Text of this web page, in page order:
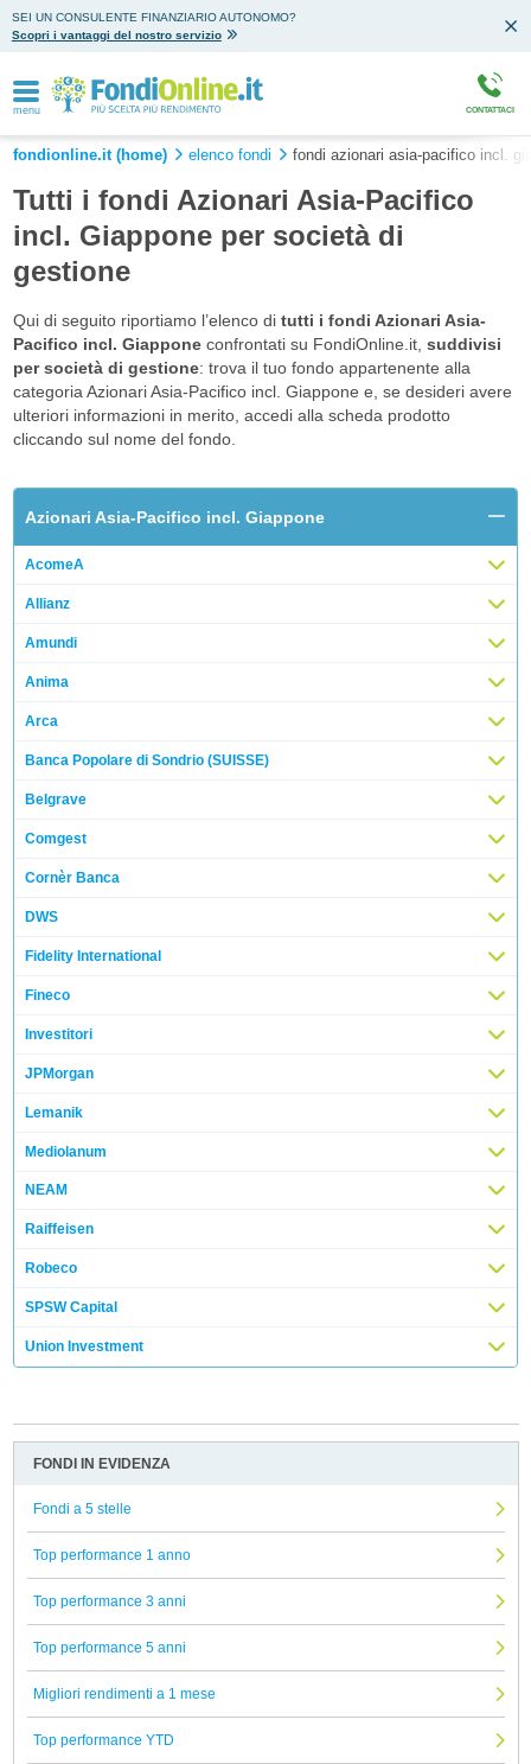
SEI UN CONSULENTE FINANZIARIO AUTONOMO?
Scopri i vantaggi del nostro servizio
menu CONTATTACI
fondionline.it (home) elenco fondi fondi azionari asia-pacifico incl.
Tutti i fondi Azionari Asia-Pacifico
incl. Giappone per società di
gestione
Qui di seguito riportiamo l’elenco di tutti i fondi Azionari Asia-
Pacifico incl. Giapponeconfrontati su FondiOnline.it, suddivisi
per società di gestione: trova il tuo fondo appartenente alla
categoria Azionari Asia-Pacifico incl. Giappone e, se desideri avere
ulteriori informazioni in merito, accedi alla scheda prodotto
cliccando sul nome del fondo.
Azionari Asia-Pacifico incl. Giappone
AcomeA
Allianz
Amundi
Anima
Arca
Banca Popolare di Sondrio (SUISSE)
Belgrave
Comgest
Cornèr Banca
DWS
Fidelity International
Fineco
Investitori
JPMorgan
Lemanik
Mediolanum
NEAM
Raiffeisen
Robeco
SPSW Capital
Union Investment
FONDI IN EVIDENZA
Fondi a 5 stelle
Top performance 1 anno
Top performance 3 anni
Top performance 5 anni
Migliori rendimenti a 1 mese
Top performance YTD